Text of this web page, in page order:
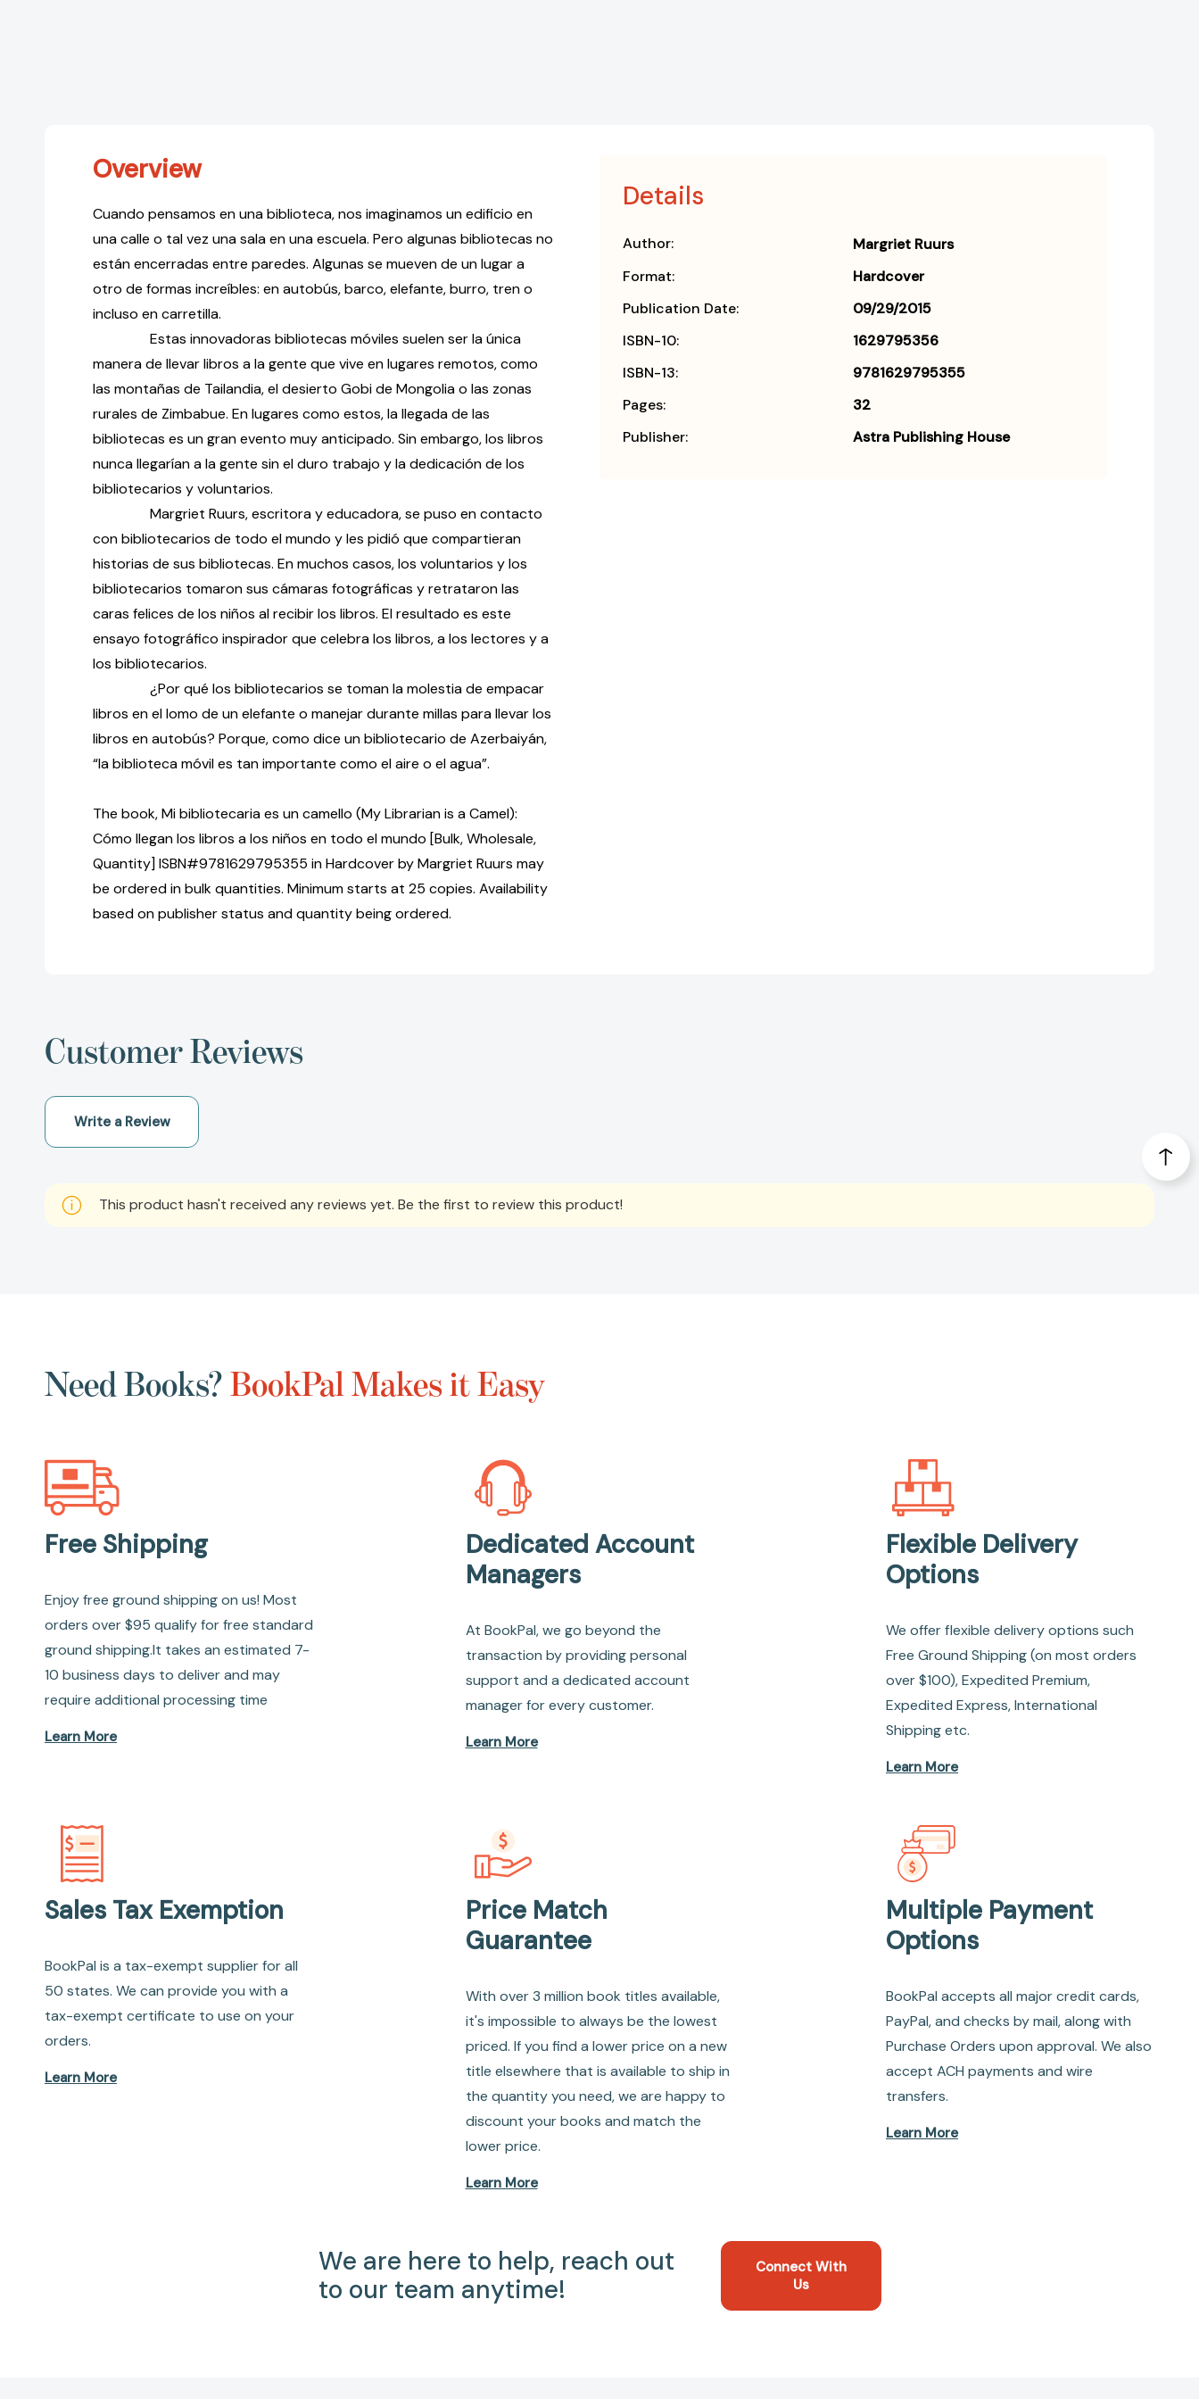
Overview
Cuando pensamos en una biblioteca, nos imaginamos un edificio en
una calle o tal vez una sala en una escuela. Pero algunas bibliotecas no
están encerradas entre paredes. Algunas se mueven de un lugar a
otro de formas increíbles: en autobús, barco, elefante, burro, tren o
incluso en carretilla.
Estas innovadoras bibliotecas móviles suelen ser la única
manera de llevar libros a la gente que vive en lugares remotos, como
las montañas de Tailandia, el desierto Gobi de Mongolia o las zonas
rurales de Zimbabue. En lugares como estos, la llegada de las
bibliotecas es un gran evento muy anticipado. Sin embargo, los libros
nunca llegarían a la gente sin el duro trabajo y la dedicación de los
bibliotecarios y voluntarios.
Margriet Ruurs, escritora y educadora, se puso en contacto
con bibliotecarios de todo el mundo y les pidió que compartieran
historias de sus bibliotecas. En muchos casos, los voluntarios y los
bibliotecarios tomaron sus cámaras fotográficas y retrataron las
caras felices de los niños al recibir los libros. El resultado es este
ensayo fotográfico inspirador que celebra los libros, a los lectores y a
los bibliotecarios.
¿Por qué los bibliotecarios se toman la molestia de empacar
libros en el lomo de un elefante o manejar durante millas para llevar los
libros en autobús? Porque, como dice un bibliotecario de Azerbaiyán,
“la biblioteca móvil es tan importante como el aire o el agua”.
The book, Mi bibliotecaria es un camello (My Librarian is a Camel):
Cómo llegan los libros a los niños en todo el mundo [Bulk, Wholesale,
Quantity] ISBN#9781629795355 in Hardcover by Margriet Ruurs may
be ordered in bulk quantities. Minimum starts at 25 copies. Availability
based on publisher status and quantity being ordered.
Details
Author:
Margriet Ruurs
Format:
Hardcover
Publication Date:
09/29/2015
ISBN-10:
1629795356
ISBN-13:
9781629795355
Pages:
32
Publisher:
Astra Publishing House
Customer Reviews
Write a Review
This product hasn't received any reviews yet. Be the first to review this product!
Need Books?BookPal Makes it Easy
Free Shipping
Enjoy free ground shipping on us! Most
orders over $95 qualify for free standard
ground shipping.It takes an estimated 7-
10 business days to deliver and may
require additional processing time
Learn More
Dedicated Account
Managers
At BookPal, we go beyond the
transaction by providing personal
support and a dedicated account
manager for every customer.
Learn More
Flexible Delivery
Options
We offer flexible delivery options such
Free Ground Shipping (on most orders
over $100), Expedited Premium,
Expedited Express, International
Shipping etc.
Learn More
Sales Tax Exemption
BookPal is a tax-exempt supplier for all
50 states. We can provide you with a
tax-exempt certificate to use on your
orders.
Learn More
Price Match
Guarantee
With over 3 million book titles available,
it's impossible to always be the lowest
priced. If you find a lower price on a new
title elsewhere that is available to ship in
the quantity you need, we are happy to
discount your books and match the
lower price.
Learn More
Multiple Payment
Options
BookPal accepts all major credit cards,
PayPal, and checks by mail, along with
Purchase Orders upon approval. We also
accept ACH payments and wire
transfers.
Learn More
We are here to help, reach out
to our team anytime!
Connect With
Us